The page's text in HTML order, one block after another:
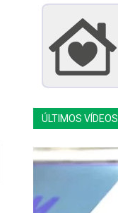
ÚLTIMOS VÍDEOS